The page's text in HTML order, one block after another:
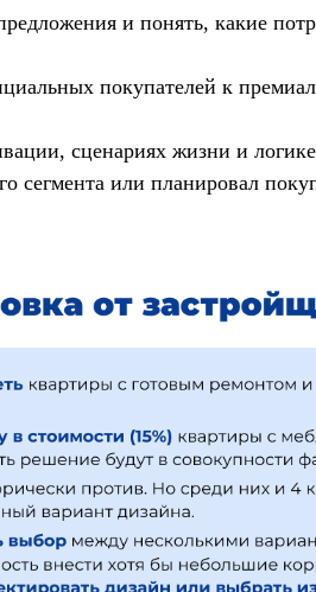
и понять, какие
покупателей к
сценариях жизни и
сегмента или планировал